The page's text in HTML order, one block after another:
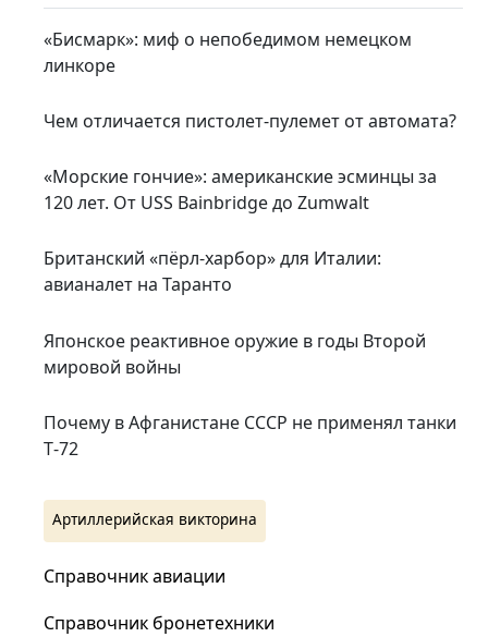
«Бисмарк»: миф о непобедимом немецком
линкоре
Чем отличается пистолет-пулемет от автомата?
«Морские гончие»: американские эсминцы за
120 лет. От USS Bainbridge до Zumwalt
Британский «пёрл-харбор» для Италии:
авианалет на Таранто
Японское реактивное оружие в годы Второй
мировой войны
Почему в Афганистане СССР не применял танки
Т‑72
Артиллерийская викторина
Справочник авиации
Справочник бронетехники